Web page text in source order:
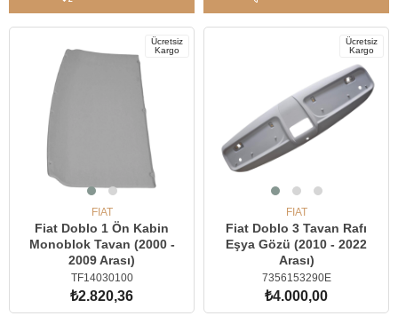
Ücretsiz
Kargo
FIAT
Fiat Doblo 1 Ön Kabin
Monoblok Tavan (2000 -
2009 Arası)
TF14030100
₺2.820,36
Ücretsiz
Kargo
FIAT
Fiat Doblo 3 Tavan Rafı
Eşya Gözü (2010 - 2022
Arası)
7356153290E
₺4.000,00